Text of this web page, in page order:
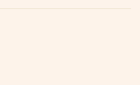
徒様の声をご紹介いたしま